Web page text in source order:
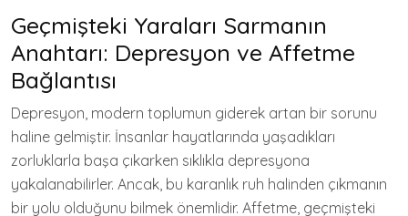
Geçmişteki Yaraları Sarmanın
Anahtarı: Depresyon ve Affetme
Bağlantısı
Depresyon, modern toplumun giderek artan bir sorunu
haline gelmiştir. İnsanlar hayatlarında yaşadıkları
zorluklarla başa çıkarken sıklıkla depresyona
yakalanabilirler. Ancak, bu karanlık ruh halinden çıkmanın
bir yolu olduğunu bilmek önemlidir. Affetme, geçmişteki